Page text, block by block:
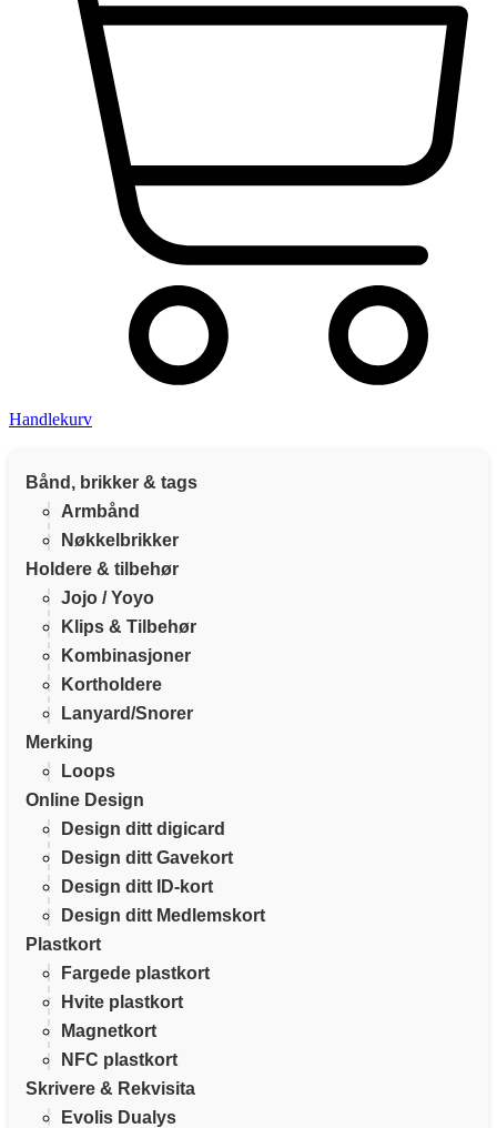
Handlekurv
Bånd, brikker & tags
Armbånd
Nøkkelbrikker
Holdere & tilbehør
Jojo / Yoyo
Klips & Tilbehør
Kombinasjoner
Kortholdere
Lanyard/Snorer
Merking
Loops
Online Design
Design ditt digicard
Design ditt Gavekort
Design ditt ID-kort
Design ditt Medlemskort
Plastkort
Fargede plastkort
Hvite plastkort
Magnetkort
NFC plastkort
Skrivere & Rekvisita
Evolis Dualys